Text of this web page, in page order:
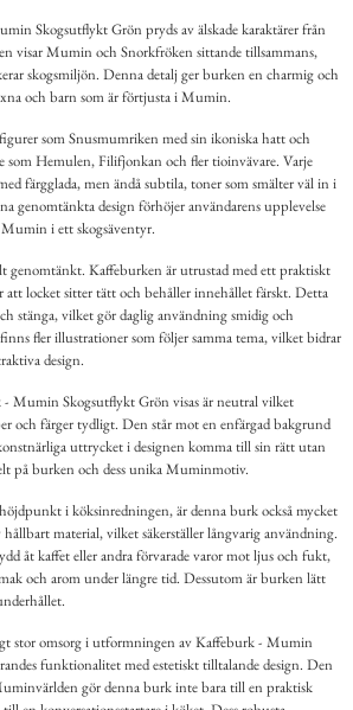
Skogsutflykt Grön pryds av älskade karaktärer från
visar Mumin och Snorkfröken sittande tillsammans,
skogsmiljön. Denna detalj ger burken en charmig och
och barn som är förtjusta i Mumin.
som Snusmumriken med sin ikoniska hatt och
som Hemulen, Filifjonkan och fler tioinvävare. Varje
färgglada, men ändå subtila, toner som smälter väl in i
genomtänkta design förhöjer användarens upplevelse
Mumin i ett skogsäventyr.
genomtänkt. Kaffeburken är utrustad med ett praktiskt
att locket sitter tätt och behåller innehållet färskt. Detta
stänga, vilket gör daglig användning smidig och
fler illustrationer som följer samma tema, vilket bidrar
design.
Mumin Skogsutflykt Grön visas är neutral vilket
och färger tydligt. Den står mot en enfärgad bakgrund
uttrycket i designen komma till sin rätt utan
på burken och dess unika Muminmotiv.
i köksinredningen, är denna burk också mycket
material, vilket säkerställer långvarig användning.
åt kaffet eller andra förvarade varor mot ljus och fukt,
och arom under längre tid. Dessutom är burken lätt
stor omsorg i utformningen av Kaffeburk - Mumin
funktionalitet med estetiskt tilltalande design. Den
gör denna burk inte bara till en praktisk